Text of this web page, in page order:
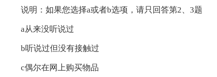
说明：如果您选择a或者b选项，请只回答第2、3题
a从来没听说过
b听说过但没有接触过
c偶尔在网上购买物品